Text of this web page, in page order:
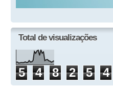
Total de visualizações
5 4 8 2 5 4